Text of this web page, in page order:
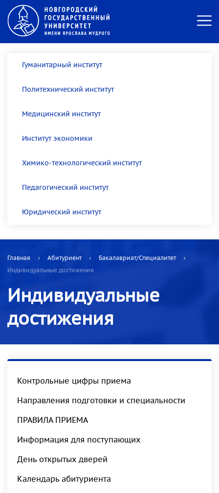
Гуманитарный институт
Политехнический институт
Медицинский институт
Институт экономики
Химико-технологический институт
Педагогический институт
Юридический институт
Главная Абитуриент
Бакалавриат/Специалитет
Индивидуальные достижения
Индивидуальные
достижения
Контрольные цифры приема
Направления подготовки и специальности
ПРАВИЛА ПРИЕМА
Информация для поступающих
День открытых дверей
Календарь абитуриента